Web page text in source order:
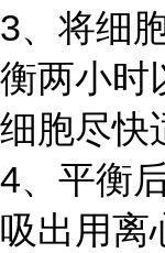
3、将细
衡两小时
细胞尽快
4、平衡
吸出用离